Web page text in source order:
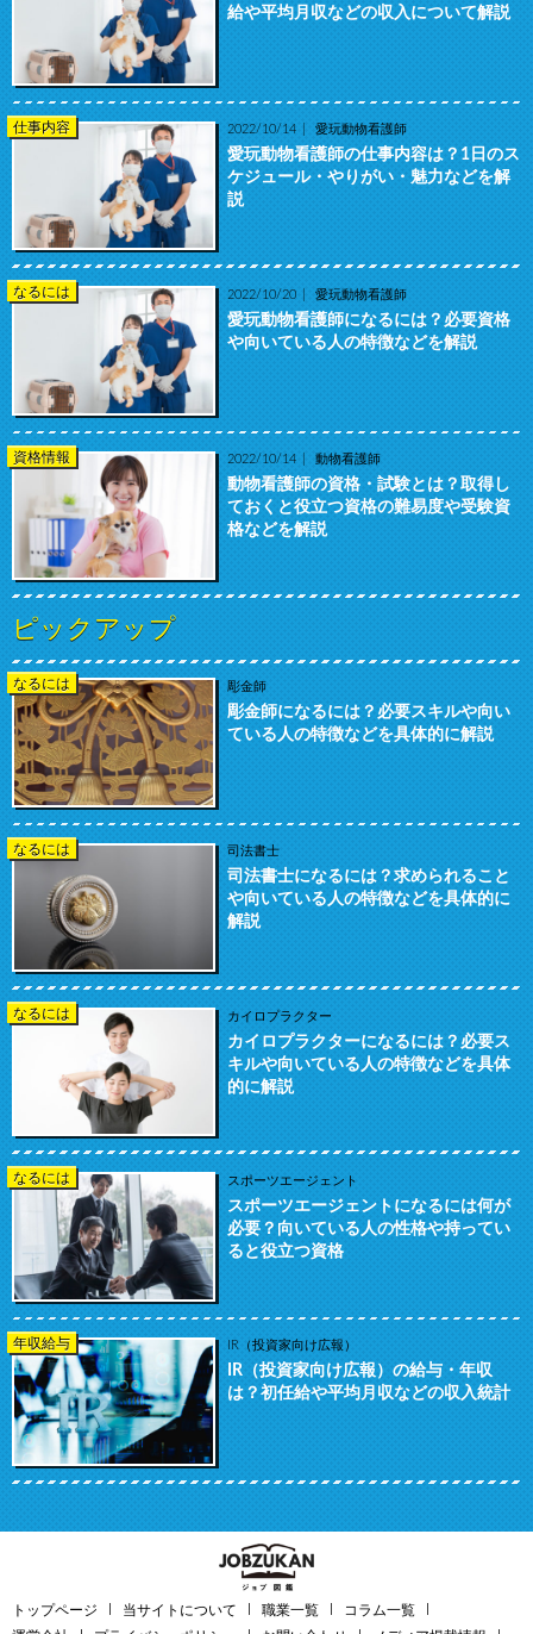
給や平均月収などの収入について解説
仕事内容 2022/10/14 愛玩動物看護師
愛玩動物看護師の仕事内容は？1日のス
ケジュール・やりがい・魅力などを解
説
なるには 2022/10/20 愛玩動物看護師
愛玩動物看護師になるには？必要資格
や向いている人の特徴などを解説
資格情報 2022/10/14 動物看護師
動物看護師の資格・試験とは？取得し
ておくと役立つ資格の難易度や受験資
格などを解説
ピックアップ
なるには 彫金師
彫金師になるには？必要スキルや向い
ている人の特徴などを具体的に解説
なるには 司法書士
司法書士になるには？求められること
や向いている人の特徴などを具体的に
解説
なるには カイロプラクター
カイロプラクターになるには？必要ス
キルや向いている人の特徴などを具体
的に解説
なるには スポーツエージェント
スポーツエージェントになるには何が
必要？向いている人の性格や持ってい
ると役立つ資格
年収給与 IR（投資家向け広報）
IR（投資家向け広報）の給与・年収
は？初任給や平均月収などの収入統計
トップページ 当サイトについて 職業一覧
コラム一覧